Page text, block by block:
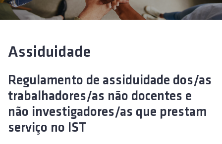
a
Assiduidade
Regulamento de assiduidade dos/as
trabalhadores/as não docentes e
não investigadores/as que prestam
serviço no IST